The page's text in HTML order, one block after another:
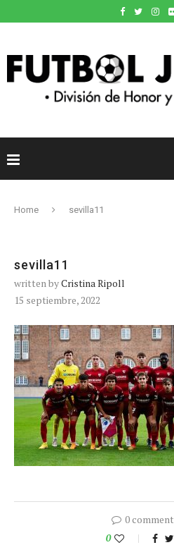
Home sevilla11
sevilla11
written byCristina Ripoll
15 septiembre, 2022
0 comment
0